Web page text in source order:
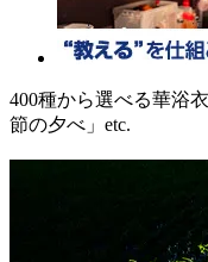
400種から選べる華浴
節の夕べ」etc.